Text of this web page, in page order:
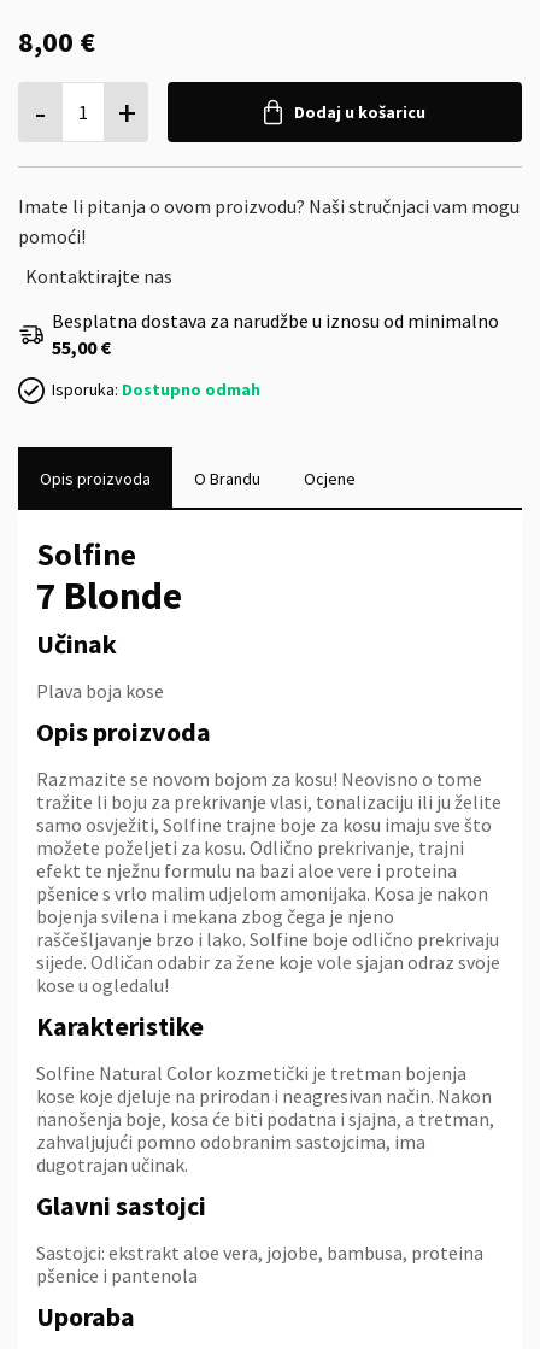
8,00 €
- 1 + Dodaj u košaricu
Imate li pitanja o ovom proizvodu? Naši stručnjaci vam mogu
pomoći!
Kontaktirajte nas
Besplatna dostava za narudžbe u iznosu od minimalno
55,00 €
Isporuka: Dostupno odmah
Opis proizvoda O Brandu Ocjene
Solfine
7 Blonde
Učinak
Plava boja kose
Opis proizvoda
Razmazite se novom bojom za kosu! Neovisno o tome
tražite li boju za prekrivanje vlasi, tonalizaciju ili ju želite
samo osvježiti, Solfine trajne boje za kosu imaju sve što
možete poželjeti za kosu. Odlično prekrivanje, trajni
efekt te nježnu formulu na bazi aloe vere i proteina
pšenice s vrlo malim udjelom amonijaka. Kosa je nakon
bojenja svilena i mekana zbog čega je njeno
raščešljavanje brzo i lako. Solfine boje odlično prekrivaju
sijede. Odličan odabir za žene koje vole sjajan odraz svoje
kose u ogledalu!
Karakteristike
Solfine Natural Color kozmetički je tretman bojenja
kose koje djeluje na prirodan i neagresivan način. Nakon
nanošenja boje, kosa će biti podatna i sjajna, a tretman,
zahvaljujući pomno odobranim sastojcima, ima
dugotrajan učinak.
Glavni sastojci
Sastojci: ekstrakt aloe vera, jojobe, bambusa, proteina
pšenice i pantenola
Uporaba